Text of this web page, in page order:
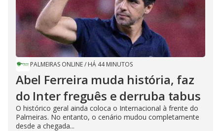
PALMEIRAS ONLINE/ HÁ 44 MINUTOS
Abel Ferreira muda história, faz
do Inter freguês e derruba tabus
O histórico geral ainda coloca o Internacional à frente do
Palmeiras. No entanto, o cenário mudou completamente
desde a chegada...